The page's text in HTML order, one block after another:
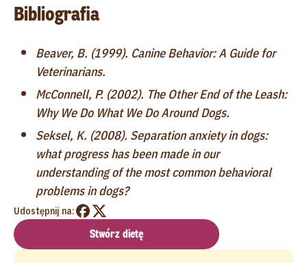
Bibliografia
Beaver, B. (1999). Canine Behavior: A Guide for
Veterinarians.
McConnell, P. (2002). The Other End of the Leash:
Why We Do What We Do Around Dogs.
Seksel, K. (2008). Separation anxiety in dogs:
what progress has been made in our
understanding of the most common behavioral
problems in dogs?
Udostępnij na:
Stwórz dietę